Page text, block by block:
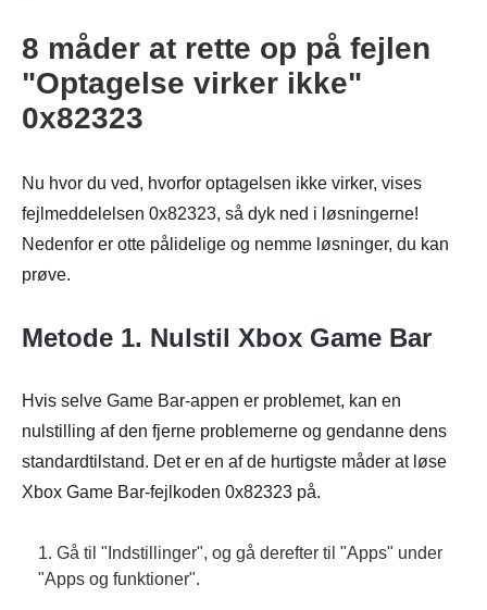
8 måder at rette op på fejlen
"Optagelse virker ikke"
0x82323
Nu hvor du ved, hvorfor optagelsen ikke virker, vises
fejlmeddelelsen 0x82323, så dyk ned i løsningerne!
Nedenfor er otte pålidelige og nemme løsninger, du kan
prøve.
Metode 1. Nulstil Xbox Game Bar
Hvis selve Game Bar-appen er problemet, kan en
nulstilling af den fjerne problemerne og gendanne dens
standardtilstand. Det er en af de hurtigste måder at løse
Xbox Game Bar-fejlkoden 0x82323 på.
1. Gå til "Indstillinger", og gå derefter til "Apps" under
"Apps og funktioner".